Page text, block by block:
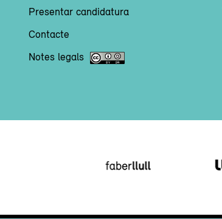
Presentar candidatura
Contacte
Notes legals